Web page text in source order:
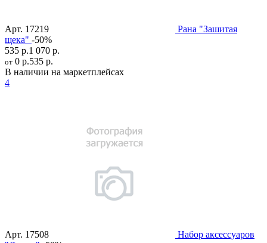
Арт. 17219
Рана "Зашитая
щека" -50%
535 р.1 070 р.
от 0 р.535 р.
В наличии на маркетплейсах
4
Арт. 17508
Набор аксессуаров